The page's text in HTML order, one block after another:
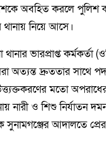
অবহিত করলে পুলিশ
থানায় নিয়ে আসে।
থানার ভারপ্রাপ্ত
অত্যন্ত দ্রুততার সাথে
মতো
নারী ও শিশু নির্যাতন
সুনামগঞ্জের আদালতে